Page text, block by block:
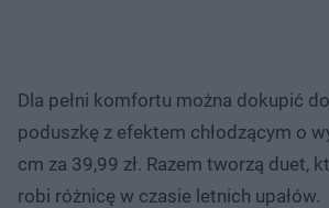
Dla pełni komfortu można dokupić
poduszkę z efektem chłodzącym o
cm za 39,99 zł. Razem tworzą duet,
robi różnicę w czasie letnich upałów.